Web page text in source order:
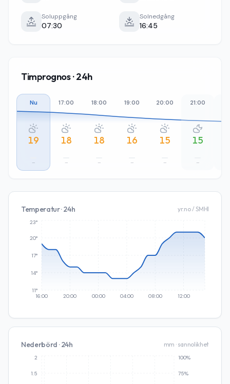
Soluppgång
07:30
Solnedgång
16:45
Timprognos · 24h
Nu
19
–
17:00
18
–
18:00
18
–
19:00
16
–
20:00
15
–
21:00
15
–
Temperatur · 24h yr.no / SMHI
16:00 20:00 00:00 04:00 08:00 12:00
11°
14°
17°
20°
23°
Nederbörd · 24h mm · sannolikhet
1.5
2
75%
100%